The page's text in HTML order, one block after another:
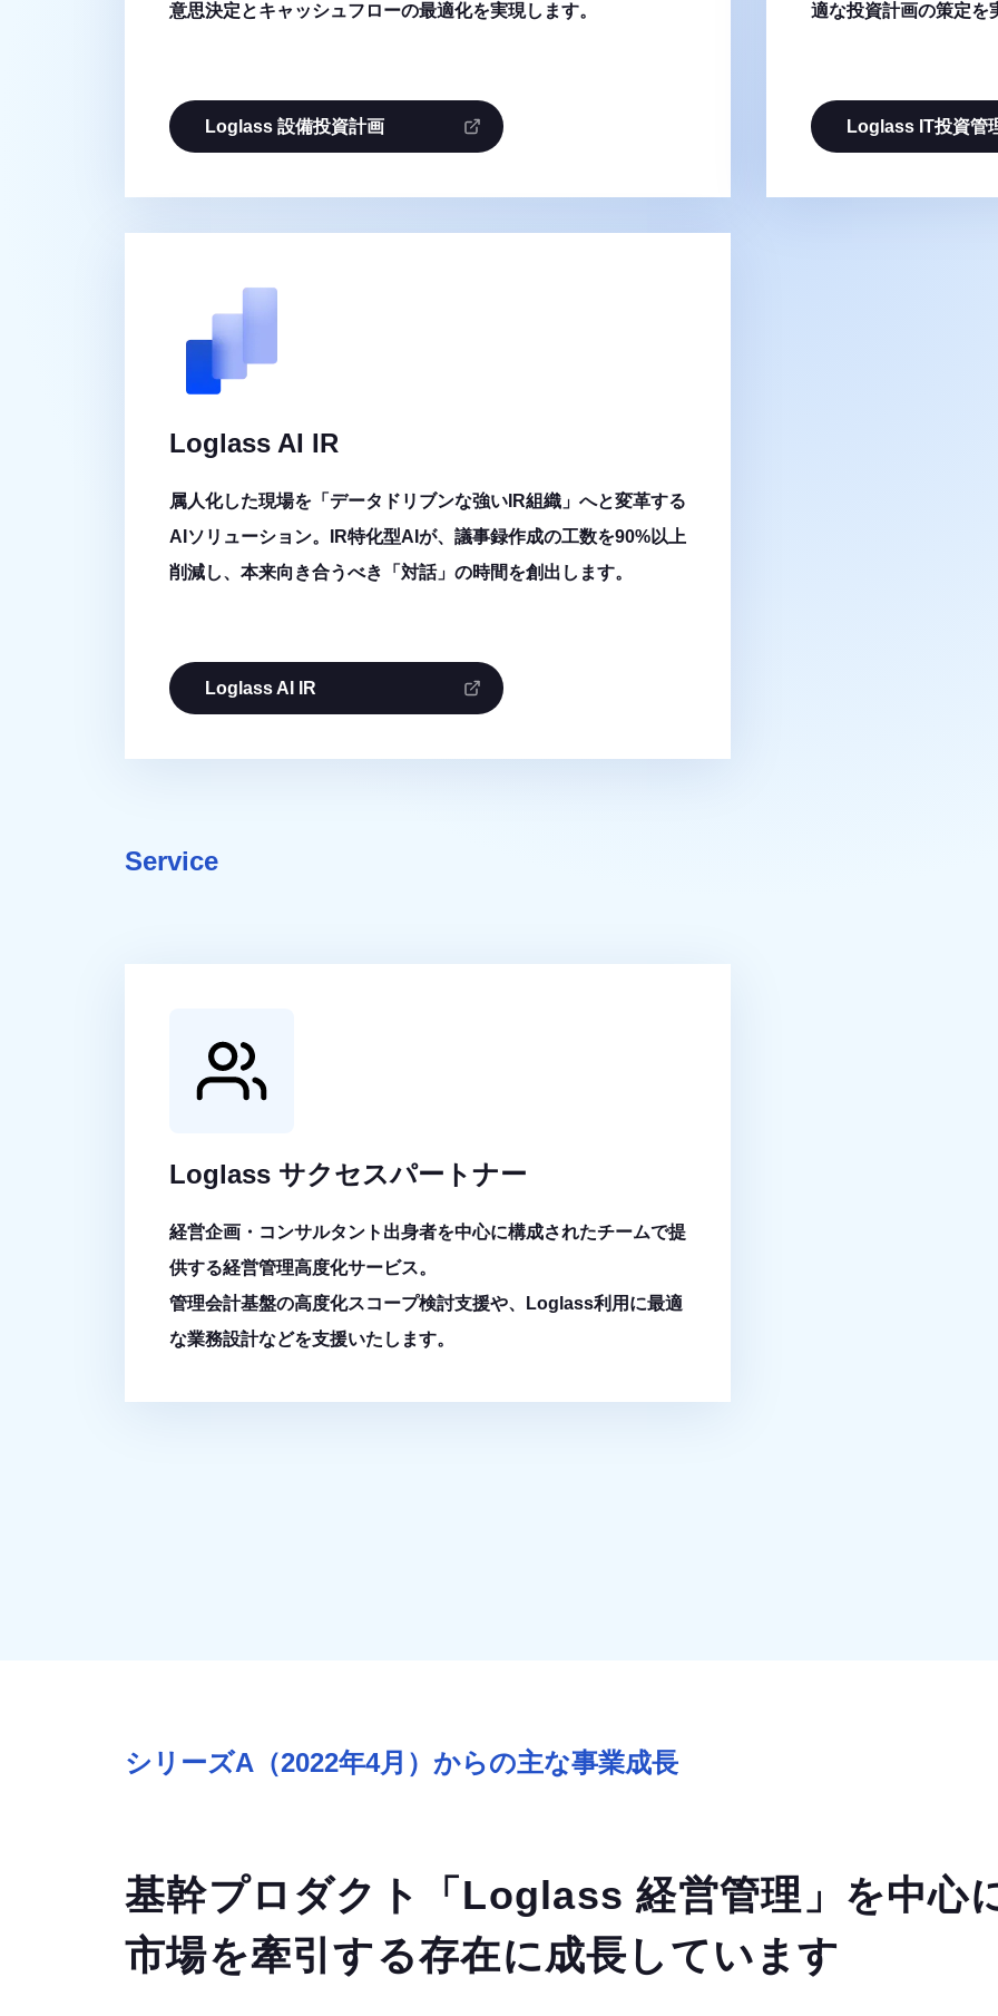
意思決定とキャッシュフローの最適化を実現します。
Loglass 設備投資計画
適な投資計画の策定を
Loglass IT投資管
Loglass AI IR
属人化した現場を「データドリブンな強いIR組織」へと変革する
AIソリューション。IR特化型AIが、議事録作成の工数を90%以上
削減し、本来向き合うべき「対話」の時間を創出します。
Loglass AI IR
Service
Loglass サクセスパートナー
経営企画・コンサルタント出身者を中心に構成されたチームで提
供する経営管理高度化サービス。
管理会計基盤の高度化スコープ検討支援や、Loglass利用に最適
な業務設計などを支援いたします。
シリーズA（2022年4月）からの主な事業成長
基幹プロダクト「Loglass 経営管理」を中心
市場を牽引する存在に成長しています